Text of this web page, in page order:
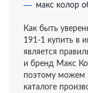
макс колор
Как быть
191-1 купить в
является
и бренд Макс
поэтому можем
каталоге